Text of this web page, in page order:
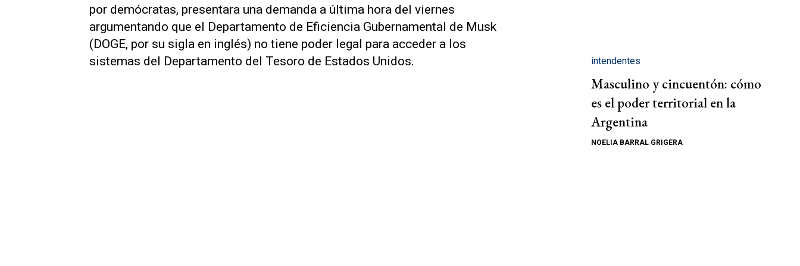
por demócratas, presentara una demanda a última hora del viernes
argumentando que el Departamento de Eficiencia Gubernamental de Musk
(DOGE, por su sigla en inglés) no tiene poder legal para acceder a los
sistemas del Departamento del Tesoro de Estados Unidos.
intendentes
Masculino y cincuentón: cómo
es el poder territorial en la
Argentina
NOELIA BARRAL GRIGERA